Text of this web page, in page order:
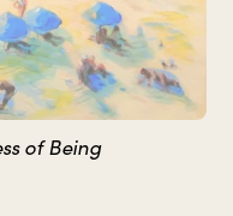
of Being